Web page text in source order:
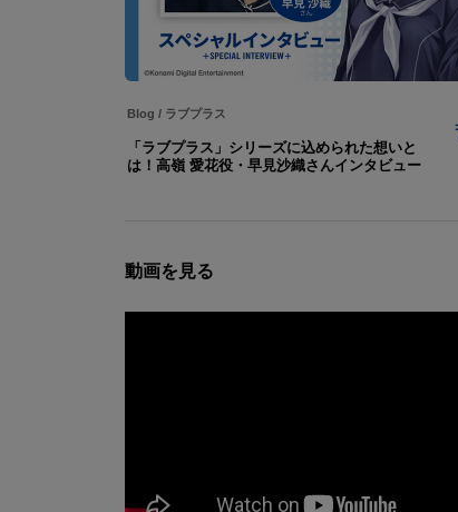
Blog / ラブプラス
「ラブプラス」シリーズに込められた想いと
は！高嶺 愛花役・早見沙織さんインタビュー
動画を見る